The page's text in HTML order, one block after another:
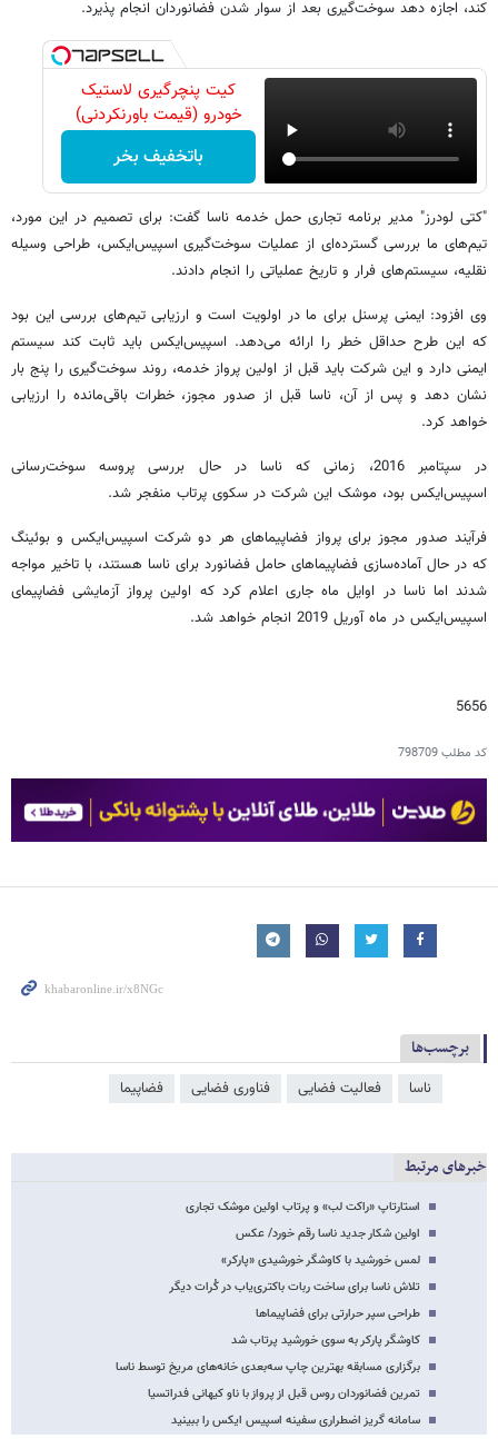
کند، اجازه دهد سوخت‌گیری بعد از سوار شدن فضانوردان انجام پذیرد.
کیت پنچرگیری لاستیک
خودرو (قیمت باورنکردنی)
باتخفیف بخر
"کتی لودرز" مدیر برنامه تجاری حمل خدمه ناسا گفت: برای تصمیم در این مورد،
تیم‌های ما بررسی گسترده‌ای از عملیات سوخت‌گیری اسپیس‌ایکس، طراحی وسیله
نقلیه، سیستم‌های فرار و تاریخ عملیاتی را انجام دادند.
وی افزود: ایمنی پرسنل برای ما در اولویت است و ارزیابی تیم‌های بررسی این بود
که این طرح حداقل خطر را ارائه می‌دهد. اسپیس‌ایکس باید ثابت کند سیستم
ایمنی دارد و این شرکت باید قبل از اولین پرواز خدمه، روند سوخت‌گیری را پنج بار
نشان دهد و پس از آن، ناسا قبل از صدور مجوز، خطرات باقی‌مانده را ارزیابی
خواهد کرد.
در سپتامبر 2016، زمانی که ناسا در حال بررسی پروسه سوخت‌رسانی
اسپیس‌ایکس بود، موشک این شرکت در سکوی پرتاب منفجر شد.
فرآیند صدور مجوز برای پرواز فضاپیماهای هر دو شرکت اسپیس‌ایکس و بوئینگ
که در حال آماده‌سازی فضاپیماهای حامل فضانورد برای ناسا هستند، با تاخیر مواجه
شدند اما ناسا در اوایل ماه جاری اعلام کرد که اولین پرواز آزمایشی فضاپیمای
اسپیس‌ایکس در ماه آوریل 2019 انجام خواهد شد.
5656
کد مطلب798709
برچسب‌ها
ناسا فعالیت فضایی فناوری فضایی فضاپیما
خبرهای مرتبط
استارتاپ «راکت لب» و پرتاب اولین موشک تجاری
اولین شکار جدید ناسا رقم خورد/ عکس
لمس خورشید با کاوشگر خورشیدی «پارکر»
تلاش ناسا برای ساخت ربات باکتری‌یاب در کُرات دیگر
طراحی سپر حرارتی برای فضاپیماها
کاوشگر پارکر به سوی خورشید پرتاب شد
برگزاری مسابقه بهترین چاپ سه‌بعدی خانه‌های مریخ توسط ناسا
تمرین فضانوردان روس قبل از پرواز با ناو کیهانی فدراتسیا
سامانه گریز اضطراری سفینه اسپیس ایکس را ببینید